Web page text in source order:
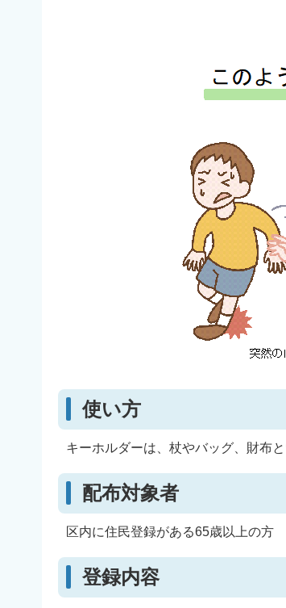
使い方
キーホルダーは、杖やバッグ、財布
配布対象者
区内に住民登録がある65歳以上の方
登録内容